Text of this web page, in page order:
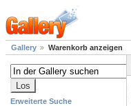
Gallery Warenkorb anzeigen
Erweiterte Suche